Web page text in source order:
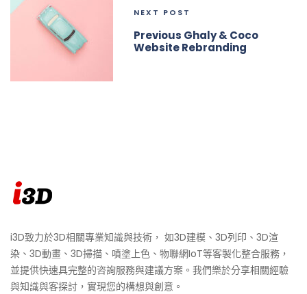
NEXT POST
Previous Ghaly & Coco
Website Rebranding
i3D致力於3D相關專業知識與技術， 如3D建模、3D列印、3D渲
染、3D動畫、3D掃描、噴塗上色、物聯網IoT等客製化整合服務，
並提供快速具完整的咨詢服務與建議方案。我們樂於分享相關經驗
與知識與客探討，實現您的構想與創意。